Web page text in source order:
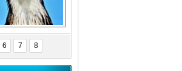
Balık Kartalı
Bursa’da
görüntülendi
6 7 8